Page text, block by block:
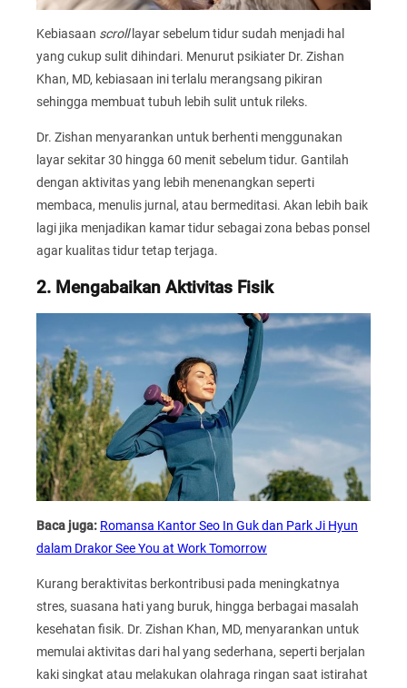
Kebiasaan scrolllayar sebelum tidur sudah menjadi hal
yang cukup sulit dihindari. Menurut psikiater Dr. Zishan
Khan, MD, kebiasaan ini terlalu merangsang pikiran
sehingga membuat tubuh lebih sulit untuk rileks.
Dr. Zishan menyarankan untuk berhenti menggunakan
layar sekitar 30 hingga 60 menit sebelum tidur. Gantilah
dengan aktivitas yang lebih menenangkan seperti
membaca, menulis jurnal, atau bermeditasi. Akan lebih baik
lagi jika menjadikan kamar tidur sebagai zona bebas ponsel
agar kualitas tidur tetap terjaga.
2. Mengabaikan Aktivitas Fisik
Baca juga: Romansa Kantor Seo In Guk dan Park Ji Hyun
dalam Drakor See You at Work Tomorrow
Kurang beraktivitas berkontribusi pada meningkatnya
stres, suasana hati yang buruk, hingga berbagai masalah
kesehatan fisik. Dr. Zishan Khan, MD, menyarankan untuk
memulai aktivitas dari hal yang sederhana, seperti berjalan
kaki singkat atau melakukan olahraga ringan saat istirahat